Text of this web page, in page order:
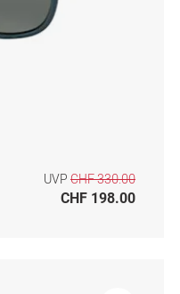
UVP CHF 330.00
CHF 198.00